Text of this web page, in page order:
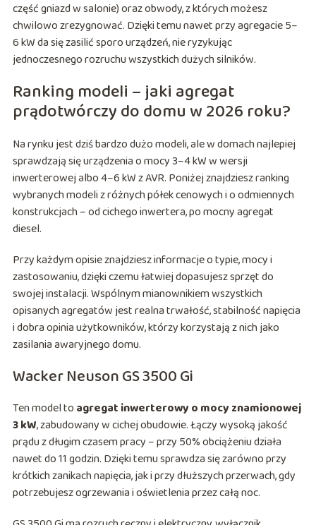
część gniazd w salonie) oraz obwody, z których możesz
chwilowo zrezygnować. Dzięki temu nawet przy agregacie 5–
6 kW da się zasilić sporo urządzeń, nie ryzykując
jednoczesnego rozruchu wszystkich dużych silników.
Ranking modeli – jaki agregat
prądotwórczy do domu w 2026 roku?
Na rynku jest dziś bardzo dużo modeli, ale w domach najlepiej
sprawdzają się urządzenia o mocy 3–4 kW w wersji
inwerterowej albo 4–6 kW z AVR. Poniżej znajdziesz ranking
wybranych modeli z różnych półek cenowych i o odmiennych
konstrukcjach – od cichego inwertera, po mocny agregat
diesel.
Przy każdym opisie znajdziesz informacje o typie, mocy i
zastosowaniu, dzięki czemu łatwiej dopasujesz sprzęt do
swojej instalacji. Wspólnym mianownikiem wszystkich
opisanych agregatów jest realna trwałość, stabilność napięcia
i dobra opinia użytkowników, którzy korzystają z nich jako
zasilania awaryjnego domu.
Wacker Neuson GS 3500 Gi
Ten model to agregat inwerterowy o mocy znamionowej
3 kW, zabudowany w cichej obudowie. Łączy wysoką jakość
prądu z długim czasem pracy – przy 50% obciążeniu działa
nawet do 11 godzin. Dzięki temu sprawdza się zarówno przy
krótkich zanikach napięcia, jak i przy dłuższych przerwach, gdy
potrzebujesz ogrzewania i oświetlenia przez całą noc.